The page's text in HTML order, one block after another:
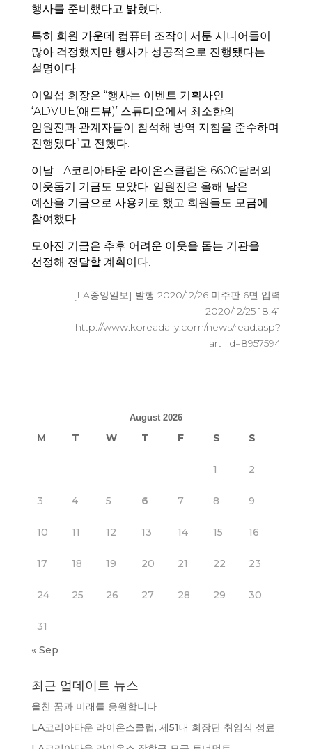
행사를 준비했다고 밝혔다.
특히 회원 가운데 컴퓨터 조작이 서툰 시니어들이
많아 걱정했지만 행사가 성공적으로 진행됐다는
설명이다.
이일섭 회장은 “행사는 이벤트 기획사인
‘ADVUE(애드뷰)’ 스튜디오에서 최소한의
임원진과 관계자들이 참석해 방역 지침을 준수하며
진행됐다”고 전했다.
이날 LA코리아타운 라이온스클럽은 6600달러의
이웃돕기 기금도 모았다. 임원진은 올해 남은
예산을 기금으로 사용키로 했고 회원들도 모금에
참여했다.
모아진 기금은 추후 어려운 이웃을 돕는 기관을
선정해 전달할 계획이다.
[LA중앙일보] 발행 2020/12/26 미주판 6면 입력
2020/12/25 18:41
http://www.koreadaily.com/news/read.asp?
art_id=8957594
August 2026
M T W T F S S
1 2
3 4 5 6 7 8 9
10 11 12 13 14 15 16
17 18 19 20 21 22 23
24 25 26 27 28 29 30
31
« Sep
최근 업데이트 뉴스
올찬 꿈과 미래를 응원합니다
LA코리아타운 라이온스클럽, 제51대 회장단 취임식 성료